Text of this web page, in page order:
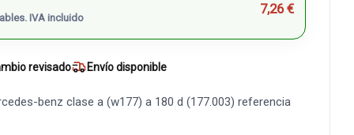
IVA incluido
7,26 €
revisado Envío disponible
benz clase a (w177) a 180 d (177.003) referencia